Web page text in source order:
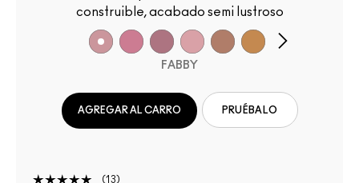
construible, acabado semi lustroso
FABBY
AGREGAR AL CARRO PRUÉBALO
13